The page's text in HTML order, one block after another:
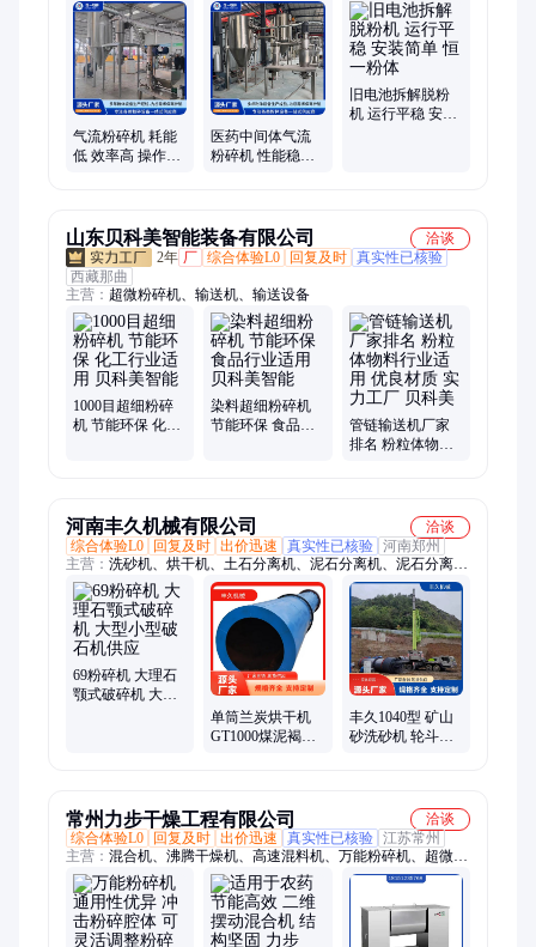
气流粉碎机 耗能
低 效率高 操作简
医药中间体气流
粉碎机 性能稳定
旧电池拆解脱粉
机 运行平稳 安装
山东贝科美智能装备有限公司
洽谈
2年 厂 综合体验L0 回复及时 真实性已核验
西藏那曲
主营： 超微粉碎机、输送机、输送设备
1000目超细粉碎
机 节能环保 化工
染料超细粉碎机
节能环保 食品行
管链输送机厂家
排名 粉粒体物料
河南丰久机械有限公司
洽谈
综合体验L0
回复及时 出价迅速 真实性已核验 河南郑州
主营： 洗砂机、烘干机、土石分离机、泥石分离机、泥石分离设
备、破碎机、移动破碎车、颚式破碎机、不锈钢烘干机、单筒烘
干机、三筒烘干机、建筑垃圾分拣机
69粉碎机 大理石
颚式破碎机 大型
单筒兰炭烘干机
GT1000煤泥褐煤
丰久1040型 矿山
砂洗砂机 轮斗洗
常州力步干燥工程有限公司
洽谈
综合体验L0
回复及时 出价迅速 真实性已核验 江苏常州
主营： 混合机、沸腾干燥机、高速混料机、万能粉碎机、超微粉
碎机、真空干燥机、高速搅拌机、负压耙式干燥机